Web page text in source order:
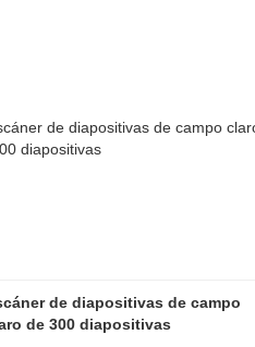
de diapositivas de campo
de 300 diapositivas